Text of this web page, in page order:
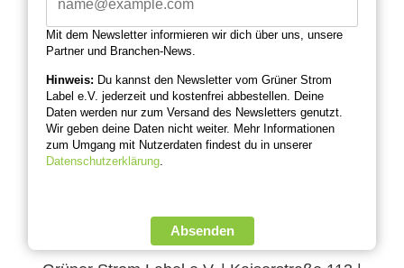
Mit dem Newsletter informieren wir dich über uns, unsere
Partner und Branchen-News.
Hinweis: Du kannst den Newsletter vom Grüner Strom
Label e.V. jederzeit und kostenfrei abbestellen. Deine
Daten werden nur zum Versand des Newsletters genutzt.
Wir geben deine Daten nicht weiter. Mehr Informationen
zum Umgang mit Nutzerdaten findest du in unserer
Datenschutzerklärung
Absenden